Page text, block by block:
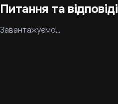
Питання та відповіді
Завантажуємо…